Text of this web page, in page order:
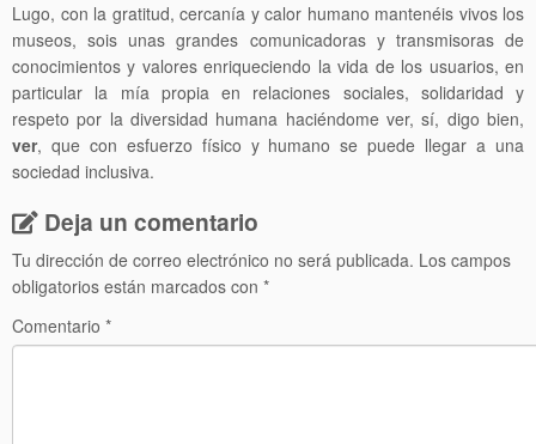
Lugo, con la gratitud, cercanía y calor humano mantenéis vivos los
museos, sois unas grandes comunicadoras y transmisoras de
conocimientos y valores enriqueciendo la vida de los usuarios, en
particular la mía propia en relaciones sociales, solidaridad y
respeto por la diversidad humana haciéndome ver, sí, digo bien,
ver, que con esfuerzo físico y humano se puede llegar a una
sociedad inclusiva.
Deja un comentario
Tu dirección de correo electrónico no será publicada. Los campos
obligatorios están marcados con *
Comentario *